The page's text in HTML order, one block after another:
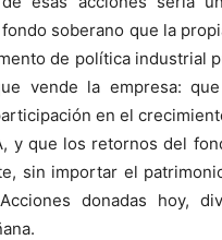
soberano que la
de política industrial
vende la empresa:
en el
y que los retornos del
sin importar el
donadas hoy,